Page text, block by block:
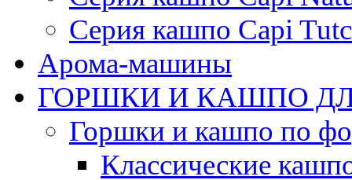
Серия кашпо Capi
Арома-машины
ГОРШКИ И КАШПО
Горшки и кашпо по
Классические